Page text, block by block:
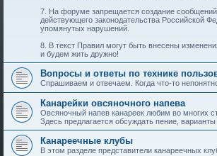
7. На форуме запрещается создание
действующего законодательства Российской
упомянутых нарушений.
8. В текст Правил могут быть внесены
и будем жить дружно!
Вопросы и ответы по технике
Спрашиваем и отвечаем. Когда что-то
Канарейки овсяночного напева
Овсяночный напев канареек любим во многих
Здесь предлагается обсуждать пение,
Канареечные клубы
В этом разделе представители канареечных